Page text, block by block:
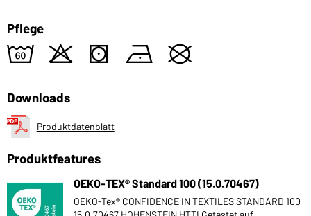
Pflege
4 o s n U
Downloads
Produktdatenblatt
Produktfeatures
OEKO-TEX® Standard 100 (15.0.70467)
OEKO-Tex® CONFIDENCE IN TEXTILES STANDARD 100